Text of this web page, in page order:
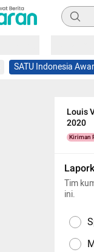
SATU Indonesia
Louis
2020
Kiriman
Tim
ini.